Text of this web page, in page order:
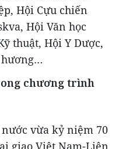
Hội Cựu chiến
Hội Văn học
thuật, Hội Y Dược,
hương…
chương trình
vừa kỷ niệm 70